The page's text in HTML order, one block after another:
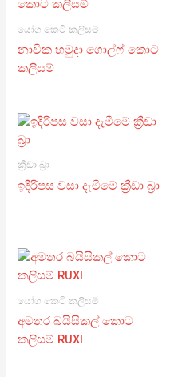
යෝග කෙටි කලිසම්
නාවික හමුදා ගොල්ෆ් කොට
කලිසම්
ක්‍රීඩා බ්‍රා
ඉදිරිපස වසා දැමීමේ ක්‍රීඩා බ්‍රා
යෝග කෙටි කලිසම්
අමතර බයිසිකල් කොට
කලිසම් RUXI